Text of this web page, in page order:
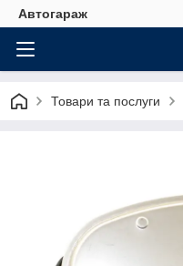
Автогараж
Товари та послуги